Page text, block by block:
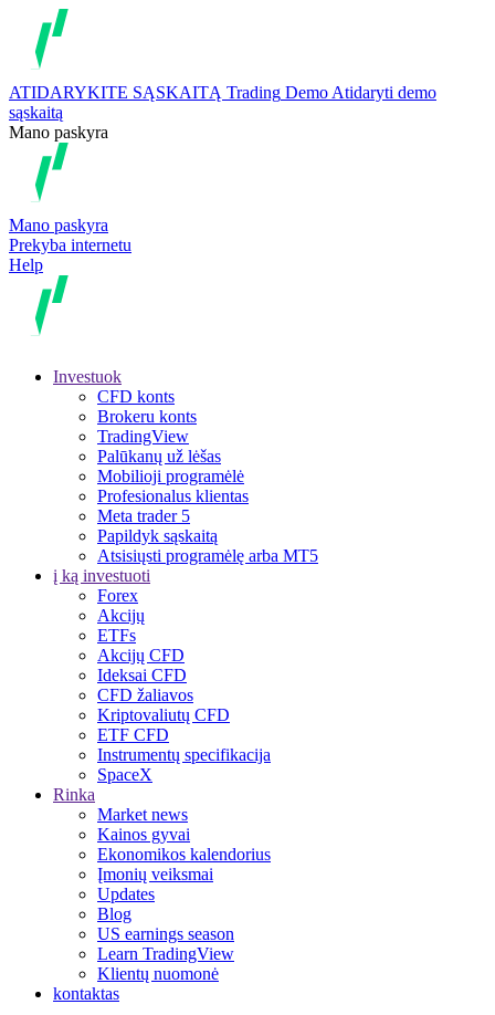
ATIDARYKITE SĄSKAITĄ Trading Demo Atidaryti demo
sąskaitą
Mano paskyra
Mano paskyra
Prekyba internetu
Help
Investuok
CFD konts
Brokeru konts
TradingView
Palūkanų už lėšas
Mobilioji programėlė
Profesionalus klientas
Meta trader 5
Papildyk sąskaitą
Atsisiųsti programėlę arba MT5
į ką investuoti
Forex
Akcijų
ETFs
Akcijų CFD
Ideksai CFD
CFD žaliavos
Kriptovaliutų CFD
ETF CFD
Instrumentų specifikacija
SpaceX
Rinka
Market news
Kainos gyvai
Ekonomikos kalendorius
Įmonių veiksmai
Updates
Blog
US earnings season
Learn TradingView
Klientų nuomonė
kontaktas